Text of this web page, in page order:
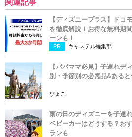
関連記事
【ディズニープラス】ドコ
を徹底解説！お得な無料期
ーンも！
PR キャステル編集部
【パパママ必見】子連れデ
別・季節別の必需品&ある
ぴょこ
雨の日のディズニーを子連
ベビーカーはどうする？お
ランも